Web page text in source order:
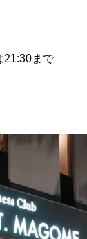
21:30まで